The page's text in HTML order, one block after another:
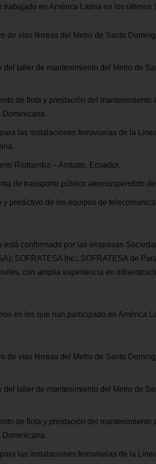
trabajado en América Latina en los últimos
de vías férreas del Metro de Santo
del taller de mantenimiento del Metro de
de flota y prestación del mantenimiento
Dominicana.
las instalaciones ferroviarias de la
Riobamba – Ambato, Ecuador.
de transporte público aerosuspendido
y predictivo de los equipos de
está conformado por las empresas
SOFRATESA Inc.; SOFRATESA de
con amplia experiencia en
en los que han participado en América
de vías férreas del Metro de Santo
del taller de mantenimiento del Metro de
de flota y prestación del mantenimiento
Dominicana.
las instalaciones ferroviarias de la